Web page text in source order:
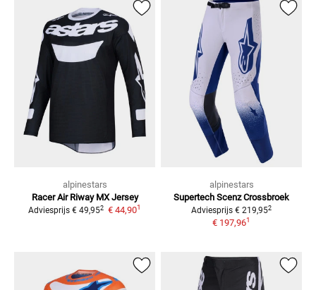
alpinestars
Racer Air Riway MX Jersey
Adviesprijs € 49,952 € 44,901
alpinestars
Supertech Scenz Crossbroek
Adviesprijs € 219,952
€ 197,961